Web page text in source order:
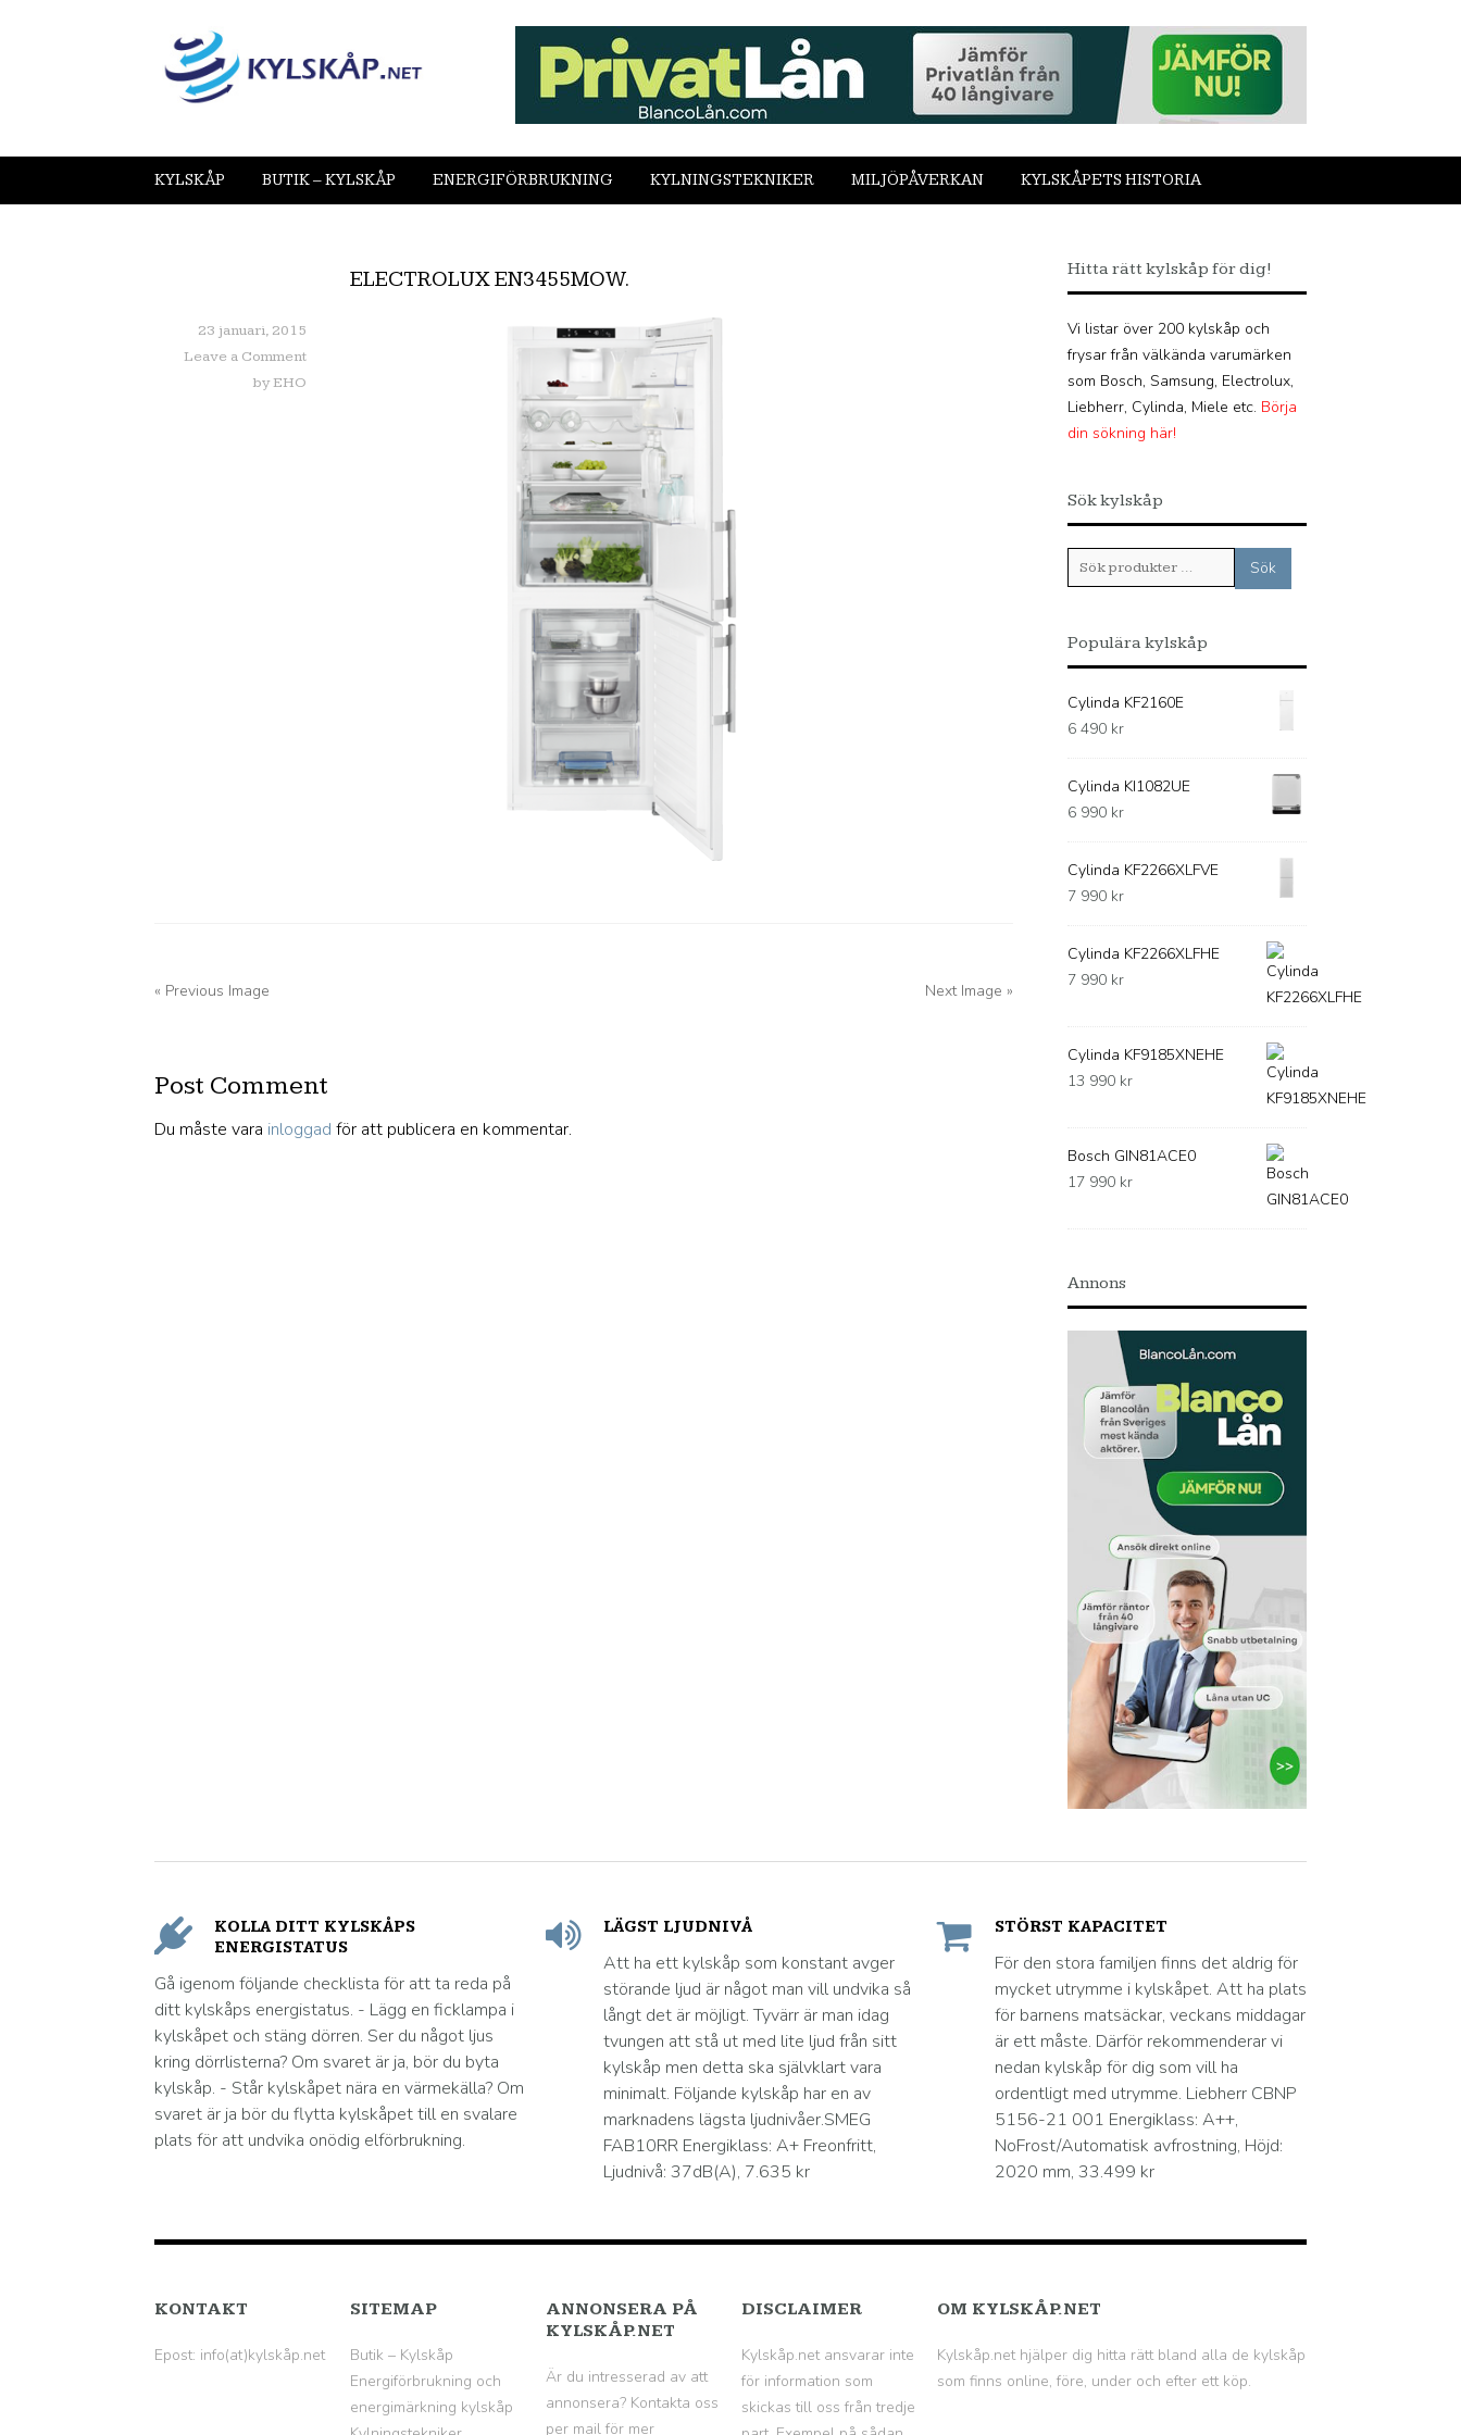
KYLSKÅP BUTIK – KYLSKÅP ENERGIFÖRBRUKNING KYLNINGSTEKNIKER MILJÖPÅVERKAN KYLSKÅPETS HISTORIA
ELECTROLUX EN3455MOW.
23 januari, 2015
Leave a Comment
byEHO
« Previous Image Next Image »
Post Comment
Du måste vara inloggad för att publicera en kommentar.
Hitta rätt kylskåp för dig!
Vi listar över 200 kylskåp och
frysar från välkända varumärken
som Bosch, Samsung, Electrolux,
Liebherr, Cylinda, Miele etc. Börja
din sökning här!
Sök kylskåp
Sök
efter:
Sök
Populära kylskåp
Cylinda KF2160E
6 490 kr
Cylinda KI1082UE
6 990 kr
Cylinda KF2266XLFVE
7 990 kr
Cylinda KF2266XLFHE
7 990 kr
Cylinda KF9185XNEHE
13 990 kr
Bosch GIN81ACE0
17 990 kr
Annons
KOLLA DITT KYLSKÅPS
ENERGISTATUS
Gå igenom följande checklista för att ta reda på
ditt kylskåps energistatus. - Lägg en ficklampa i
kylskåpet och stäng dörren. Ser du något ljus
kring dörrlisterna? Om svaret är ja, bör du byta
kylskåp. - Står kylskåpet nära en värmekälla? Om
svaret är ja bör du flytta kylskåpet till en svalare
plats för att undvika onödig elförbrukning.
LÄGST LJUDNIVÅ
Att ha ett kylskåp som konstant avger
störande ljud är något man vill undvika så
långt det är möjligt. Tyvärr är man idag
tvungen att stå ut med lite ljud från sitt
kylskåp men detta ska självklart vara
minimalt. Följande kylskåp har en av
marknadens lägsta ljudnivåer.SMEG
FAB10RR Energiklass: A+ Freonfritt,
Ljudnivå: 37dB(A), 7.635 kr
STÖRST KAPACITET
För den stora familjen finns det aldrig för
mycket utrymme i kylskåpet. Att ha plats
för barnens matsäckar, veckans middagar
är ett måste. Därför rekommenderar vi
nedan kylskåp för dig som vill ha
ordentligt med utrymme. Liebherr CBNP
5156-21 001 Energiklass: A++,
NoFrost/Automatisk avfrostning, Höjd:
2020 mm, 33.499 kr
KONTAKT
Epost: info(at)kylskåp.net
SITEMAP
Butik – Kylskåp
Energiförbrukning och
energimärkning kylskåp
ANNONSERA PÅ
KYLSKÅP.NET
Är du intresserad av att
annonsera? Kontakta oss
per mail för mer
DISCLAIMER
Kylskåp.net ansvarar inte
för information som
skickas till oss från tredje
OM KYLSKÅP.NET
Kylskåp.net hjälper dig hitta rätt bland alla de kylskåp
som finns online, före, under och efter ett köp.